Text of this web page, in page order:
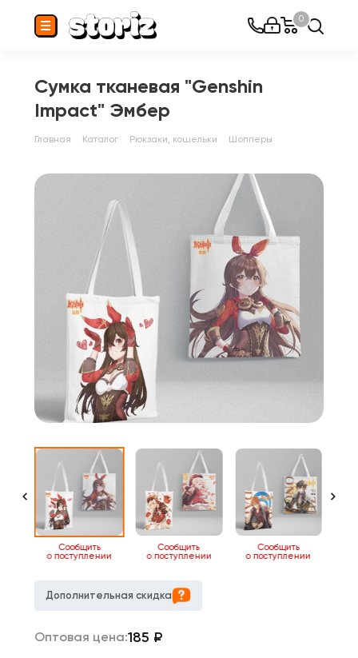
0
Сумка тканевая "Genshin
Impact" Эмбер
Главная Каталог Рюкзаки, кошельки Шопперы
Сообщить
о поступлении
Сообщить
о поступлении
Сообщить
о поступлении
Дополнительная скидка
Оптовая цена:185 ₽